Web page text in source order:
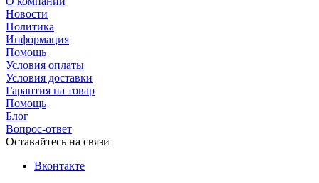
Новости
Политика
Информация
Помощь
Условия оплаты
Условия доставки
Гарантия на товар
Помощь
Блог
Вопрос-ответ
Оставайтесь на связи
Вконтакте